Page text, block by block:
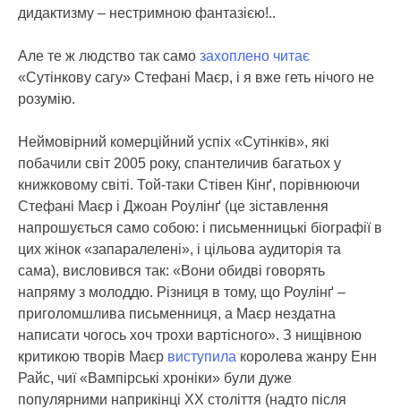
дидактизму – нестримною фантазією!..
Але те ж людство так само захоплено читає
«Сутінкову сагу» Стефані Маєр, і я вже геть нічого не
розумію.
Неймовірний комерційний успіх «Сутінків», які
побачили світ 2005 року, спантеличив багатьох у
книжковому світі. Той-таки Стівен Кінґ, порівнюючи
Стефані Маєр і Джоан Роулінґ (це зіставлення
напрошується само собою: і письменницькі біографії в
цих жінок «запаралелені», і цільова аудиторія та
сама), висловився так: «Вони обидві говорять
напряму з молоддю. Різниця в тому, що Роулінґ –
приголомшлива письменниця, а Маєр нездатна
написати чогось хоч трохи вартісного». З нищівною
критикою творів Маєр виступила королева жанру Енн
Райс, чиї «Вампірські хроніки» були дуже
популярними наприкінці ХХ століття (надто після